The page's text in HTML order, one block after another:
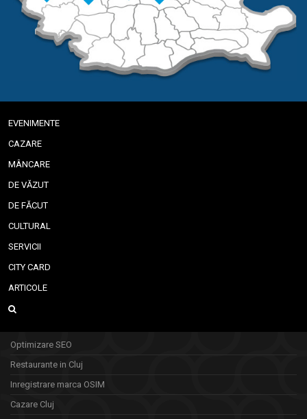
EVENIMENTE
CAZARE
MÂNCARE
DE VĂZUT
DE FĂCUT
CULTURAL
SERVICII
CITY CARD
ARTICOLE
Optimizare SEO
Restaurante in Cluj
Inregistrare marca OSIM
Cazare Cluj